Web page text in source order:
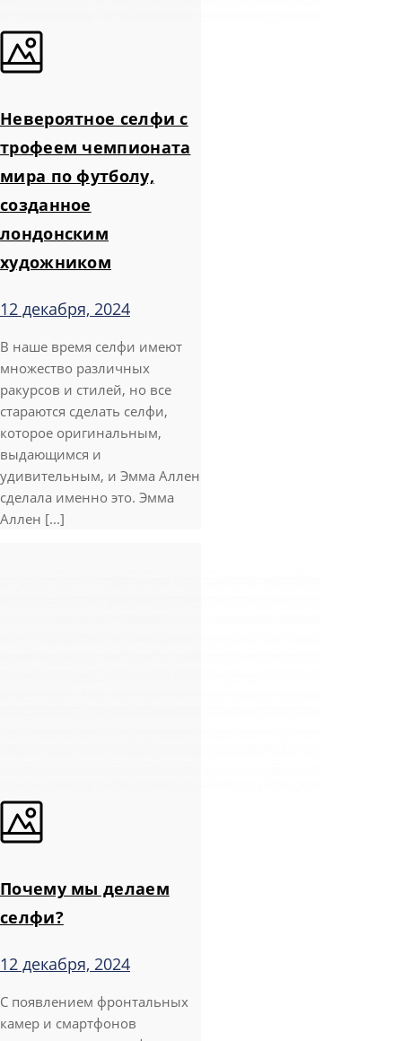
Невероятное селфи с
трофеем чемпионата
мира по футболу,
созданное
лондонским
художником
12 декабря, 2024
В наше время селфи имеют
множество различных
ракурсов и стилей, но все
стараются сделать селфи,
которое оригинальным,
выдающимся и
удивительным, и Эмма Аллен
сделала именно это. Эмма
Аллен [...]
Почему мы делаем
селфи?
12 декабря, 2024
С появлением фронтальных
камер и смартфонов